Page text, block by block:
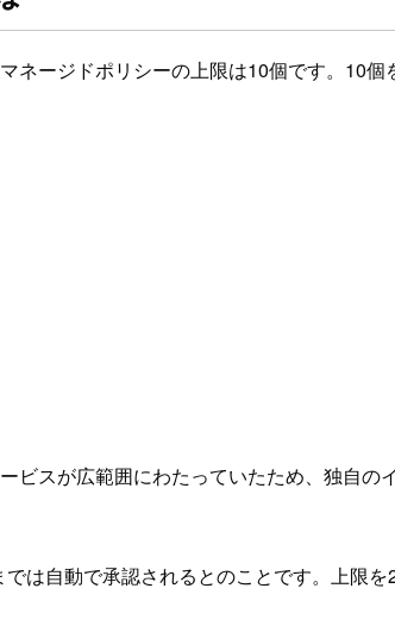
ネージドポリシーの上限は10個です。10
ビスが広範囲にわたっていたため、独自
は自動で承認されるとのことです。上限